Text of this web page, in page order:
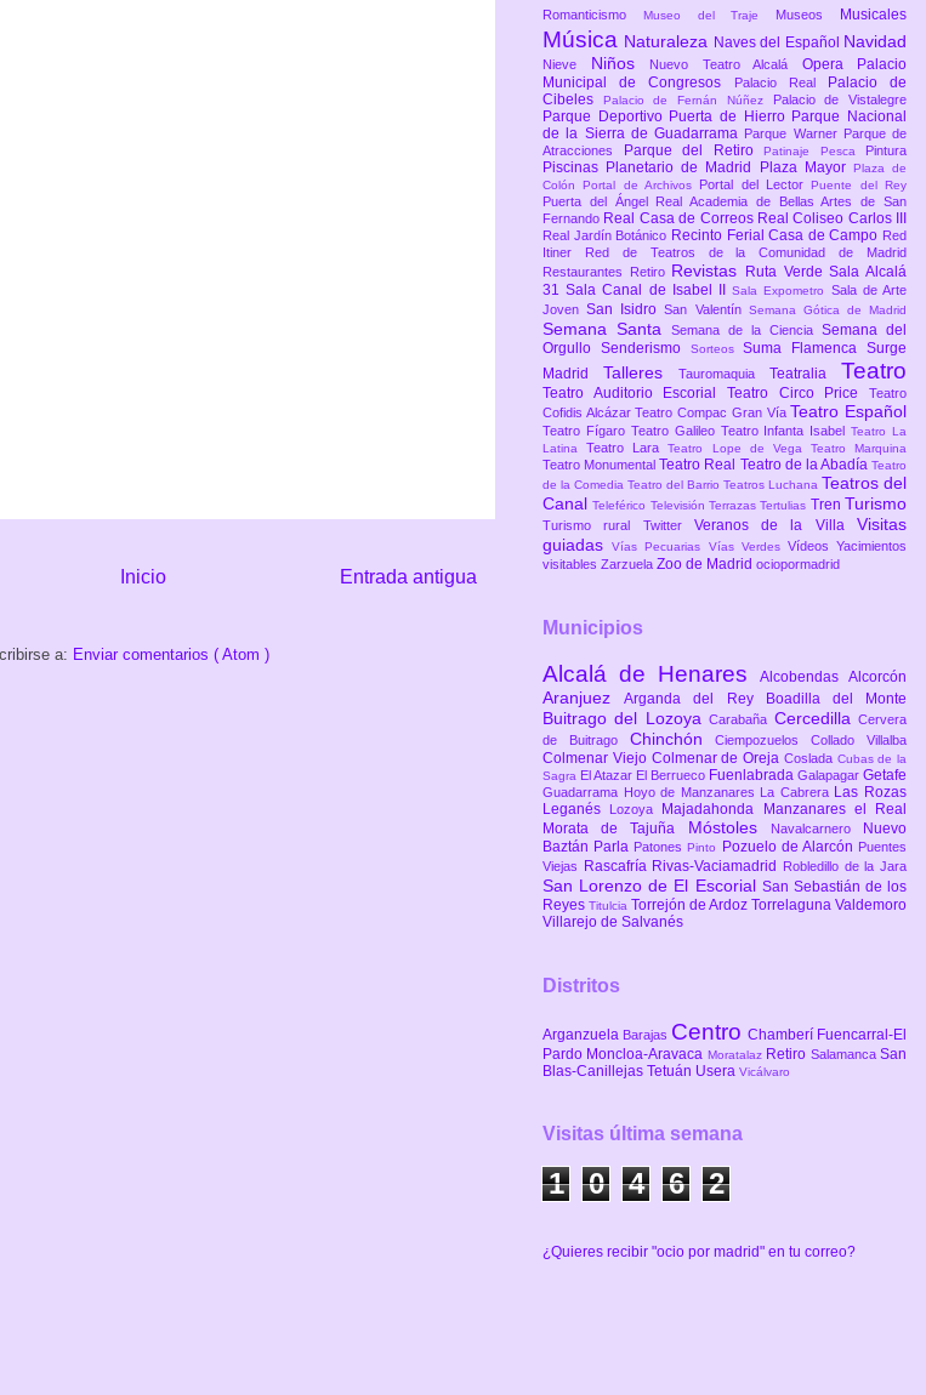
Entrada antigua
Inicio
a: Enviar comentarios ( Atom )
Romanticismo
Museo del Traje Museos Musicales
Música Naturaleza Naves del Español Navidad
Nieve Niños Nuevo Teatro Alcalá Opera
Palacio
Municipal de Congresos
Palacio Real
Palacio de
Cibeles
Palacio de Fernán Núñez Palacio de Vistalegre
Parque Deportivo Puerta de Hierro Parque Nacional
de la Sierra de Guadarrama Parque Warner Parque de
Atracciones
Parque del Retiro Patinaje Pesca Pintura
Piscinas Planetario de Madrid Plaza Mayor
Plaza de
Colón Portal de Archivos Portal del LectorPuente del Rey
Puerta del Ángel
Real Academia de Bellas Artes de San
Fernando Real Casa de Correos Real Coliseo Carlos III
Real Jardín Botánico Recinto Ferial Casa de Campo Red
Itiner
Red de Teatros de la Comunidad de Madrid
Restaurantes
Retiro Revistas Ruta VerdeSala Alcalá
31Sala Canal de Isabel IISala Expometro Sala de Arte
JovenSan IsidroSan Valentín Semana Gótica de Madrid
Semana Santa Semana de la Ciencia Semana del
Orgullo Senderismo SorteosSuma FlamencaSurge
Madrid Talleres Tauromaquia Teatralia Teatro
Teatro Auditorio Escorial Teatro Circo Price Teatro
Cofidis AlcázarTeatro Compac Gran Vía Teatro Español
Teatro Fígaro Teatro Galileo Teatro Infanta IsabelTeatro La
Latina Teatro LaraTeatro Lope de Vega Teatro Marquina
Teatro Monumental Teatro Real Teatro de la Abadía Teatro
de la Comedia Teatro del Barrio Teatros Luchana Teatros del
CanalTeleférico TelevisiónTerrazasTertulias Tren Turismo
Turismo rural Twitter Veranos de la VillaVisitas
guiadasVías Pecuarias Vías Verdes VídeosYacimientos
visitables Zarzuela Zoo de Madrid ociopormadrid
Municipios
Alcalá de Henares Alcobendas Alcorcón
AranjuezArganda del Rey Boadilla del Monte
Buitrago del LozoyaCarabaña CercedillaCervera
de Buitrago ChinchónCiempozuelosCollado Villalba
Colmenar Viejo Colmenar de Oreja Coslada Cubas de la
Sagra El Atazar El Berrueco Fuenlabrada Galapagar Getafe
Guadarrama Hoyo de Manzanares La Cabrera Las Rozas
Leganés
Lozoya Majadahonda
Manzanares el Real
Morata de Tajuña Móstoles Navalcarnero
Nuevo
Baztán Parla PatonesPinto Pozuelo de Alarcón Puentes
Viejas
Rascafría Rivas-Vaciamadrid Robledillo de la Jara
San Lorenzo de El Escorial San Sebastián de los
Reyes Titulcia Torrejón de Ardoz Torrelaguna Valdemoro
Villarejo de Salvanés
Distritos
Arganzuela Barajas Centro Chamberí Fuencarral-El
Pardo Moncloa-Aravaca Moratalaz Retiro SalamancaSan
Blas-Canillejas Tetuán Usera Vicálvaro
Visitas última semana
1 0 4 6 2
¿Quieres recibir "ocio por madrid" en tu correo?